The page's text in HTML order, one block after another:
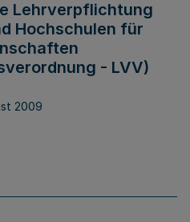
Lehrverpflichtung
Hochschulen für
- LVV)
2009